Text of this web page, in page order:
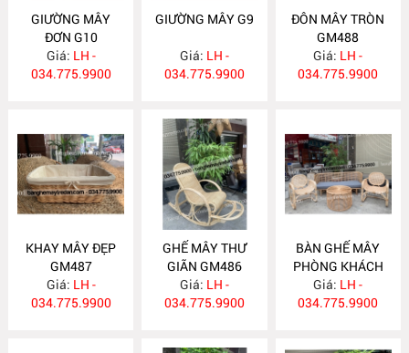
GIƯỜNG MÂY
ĐƠN G10
Giá: LH -
034.775.9900
GIƯỜNG MÂY G9
Giá: LH -
034.775.9900
ĐÔN MÂY TRÒN
GM488
Giá: LH -
034.775.9900
KHAY MÂY ĐẸP
GM487
Giá: LH -
034.775.9900
GHẾ MÂY THƯ
GIÃN GM486
Giá: LH -
034.775.9900
BÀN GHẾ MÂY
PHÒNG KHÁCH
GM485
Giá: LH -
034.775.9900